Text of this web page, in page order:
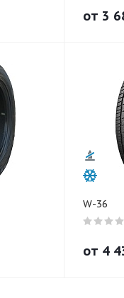
от 3
W-36
от 4